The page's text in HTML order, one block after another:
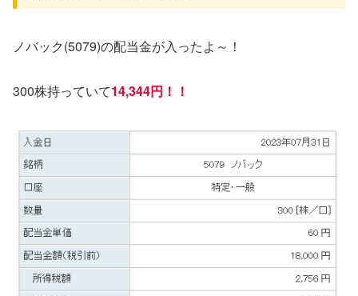
ノバック(5079)の配当金が入ったよ～！
300株持っていて14,344円！！